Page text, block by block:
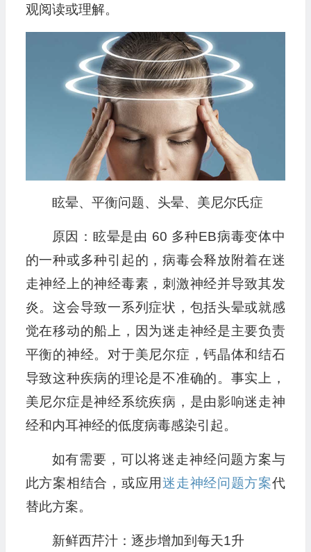
观阅读或理解。
眩晕、平衡问题、头晕、美尼尔氏症
原因：眩晕是由 60 多种EB病毒变体中
的一种或多种引起的，病毒会释放附着在迷
走神经上的神经毒素，刺激神经并导致其发
炎。这会导致一系列症状，包括头晕或就感
觉在移动的船上，因为迷走神经是主要负责
平衡的神经。对于美尼尔症，钙晶体和结石
导致这种疾病的理论是不准确的。事实上，
美尼尔症是神经系统疾病，是由影响迷走神
经和内耳神经的低度病毒感染引起。
如有需要，可以将迷走神经问题方案与
此方案相结合，或应用迷走神经问题方案代
替此方案。
新鲜西芹汁：逐步增加到每天1升